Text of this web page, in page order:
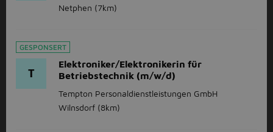
Netphen (7km)
GESPONSERT
T
Elektroniker/Elektronikerin für
Betriebstechnik (m/w/d)
Tempton Personaldienstleistungen GmbH
Wilnsdorf (8km)